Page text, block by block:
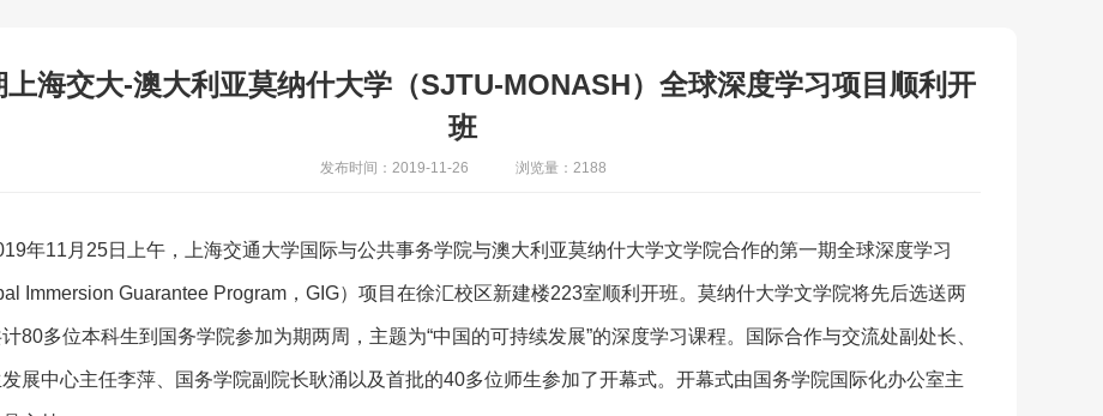
上海交大-澳大利亚莫纳什大学（SJTU-MONASH）全球深度学习项目顺利开
班
发布时间：2019-11-26 浏览量：2188
年11月25日上午，上海交通大学国际与公共事务学院与澳大利亚莫纳什大学文学院合作的第一期全球深度学习
Immersion Guarantee Program，GIG）项目在徐汇校区新建楼223室顺利开班。莫纳什大学文学院将先后选送两
80多位本科生到国务学院参加为期两周，主题为“中国的可持续发展”的深度学习课程。国际合作与交流处副处长、
展中心主任李萍、国务学院副院长耿涌以及首批的40多位师生参加了开幕式。开幕式由国务学院国际化办公室主